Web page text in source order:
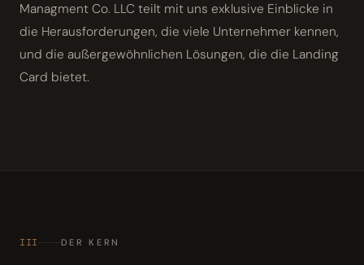
Managment Co. LLC teilt mit uns exklusive Einblicke in
die Herausforderungen, die viele Unternehmer kennen,
und die außergewöhnlichen Lösungen, die die Landing
Card bietet.
III DER KERN